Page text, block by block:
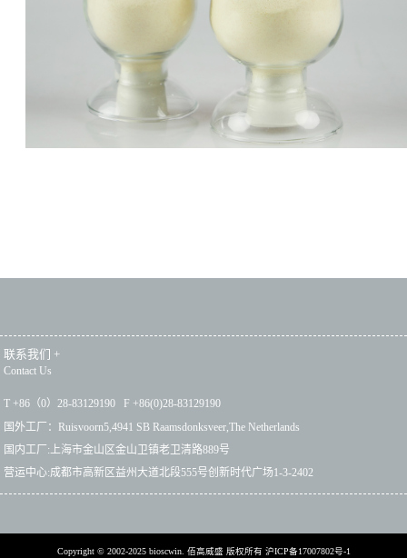
联系我们 +
Contact Us
T +86（0）28-83129190 F +86(0)28-83129190
国外工厂：Ruisvoorn5,4941 SB Raamsdonksveer,The Netherlands
国内工厂:上海市金山区金山卫镇老卫清路889号
营运中心:成都市高新区益州大道北段555号创新时代广场1-3-2402
Copyright © 2002-2025 bioscwin. 佰高威盛 版权所有 沪ICP备17007802号-1